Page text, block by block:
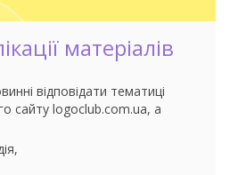
матеріалів
відповідати тематиці
сайту logoclub.com.ua, а